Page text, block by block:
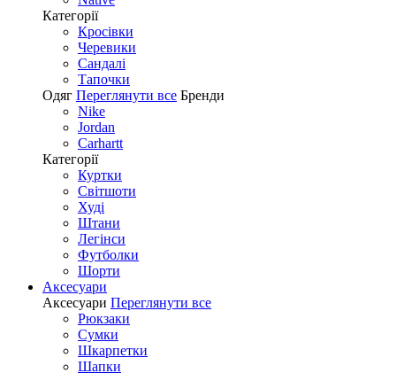
Категорії
Кросівки
Черевики
Сандалі
Tапочки
Одяг Переглянути все Бренди
Nike
Jordan
Carhartt
Категорії
Куртки
Світшоти
Худі
Штани
Легінси
Футболки
Шорти
Аксесуари
Аксесуари Переглянути все
Рюкзаки
Сумки
Шкарпетки
Шапки